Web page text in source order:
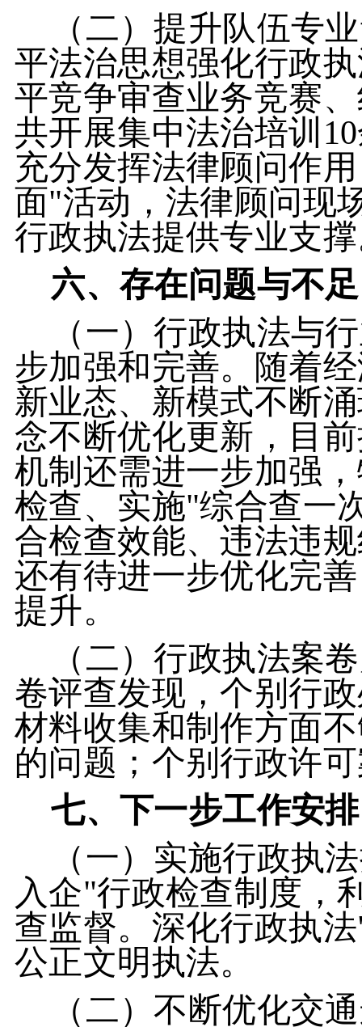
（二）提升队伍专
平法治思想强化行政
平竞争审查业务竞赛
共开展集中法治培训
充分发挥法律顾问作
面"活动，法律顾问现
行政执法提供专业支
六、存在问题与不足
（一）行政执法与
步加强和完善。随着
新业态、新模式不断
念不断优化更新，目
机制还需进一步加强
检查、实施"综合查一
合检查效能、违法违
还有待进一步优化完
提升。
（二）行政执法案
卷评查发现，个别行
材料收集和制作方面
的问题；个别行政许
七、下一步工作安排
（一）实施行政执
入企"行政检查制度，
查监督。深化行政执
公正文明执法。
（二）不断优化交